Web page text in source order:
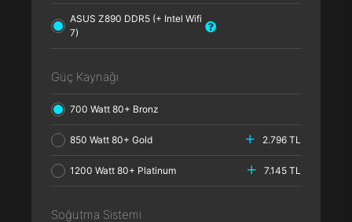
ASUS Z890 DDR5 (+ Intel Wifi
7)
Güç Kaynağı
700 Watt 80+ Bronz
850 Watt 80+ Gold 2.796 TL
1200 Watt 80+ Platinum 7.145 TL
Soğutma Sistemi